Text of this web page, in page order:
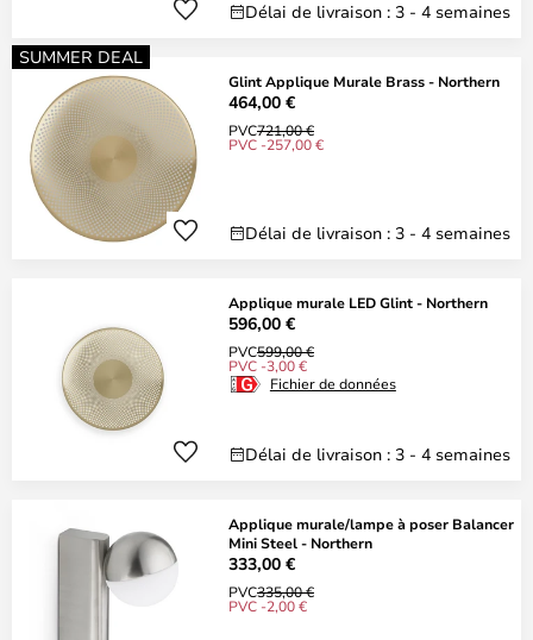
Délai de livraison : 3 - 4 semaines
SUMMER DEAL
Glint Applique Murale Brass - Northern
464,00 €
PVC721,00 €
PVC -257,00 €
Délai de livraison : 3 - 4 semaines
Applique murale LED Glint - Northern
596,00 €
PVC599,00 €
PVC -3,00 €
Fichier de données
Délai de livraison : 3 - 4 semaines
Applique murale/lampe à poser Balancer
Mini Steel - Northern
333,00 €
PVC335,00 €
PVC -2,00 €